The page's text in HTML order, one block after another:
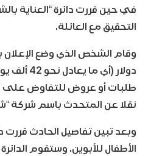
في حين قررت دائرة “العناية
التحقيق مع العائلة.
دولار (أي
طلبات أو عروض للتفاوض على
نقلا عن المتحدث باسم شركة
وبعد تبين تفاصيل الحادث قررت
الأطفال للأبوين. وستقوم